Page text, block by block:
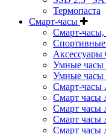
Термопаста
Смарт-часы
Смарт-
Аксессуары
Умные часы
Умные
Смарт-часы
Смарт часы
Смарт часы
Смарт часы
Смарт часы